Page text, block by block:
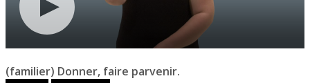
(familier) Donner, faire parvenir.